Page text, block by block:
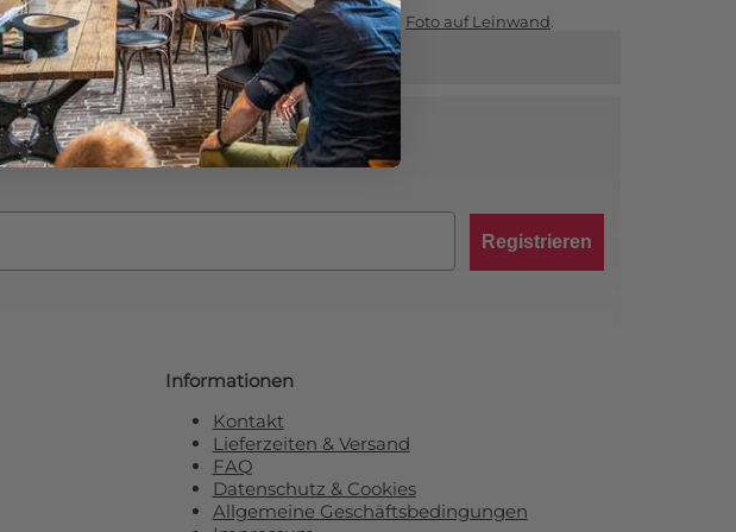
Informationen finden Sie auf unserer Hauptseite Foto auf Leinwand
erhalten SieRabatt von 10 %!
Registrieren
Informationen
Kontakt
Lieferzeiten & Versand
FAQ
Datenschutz & Cookies
Allgemeine Geschäftsbedingungen